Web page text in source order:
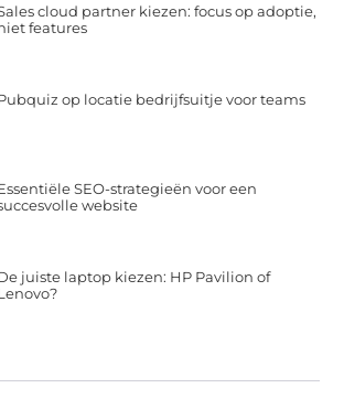
cloud partner kiezen: focus op adoptie,
features
op locatie bedrijfsuitje voor teams
SEO-strategieën voor een
website
juiste laptop kiezen: HP Pavilion of